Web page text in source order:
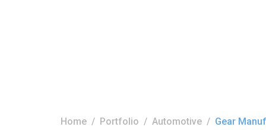
Home Portfolio Automotive Gear